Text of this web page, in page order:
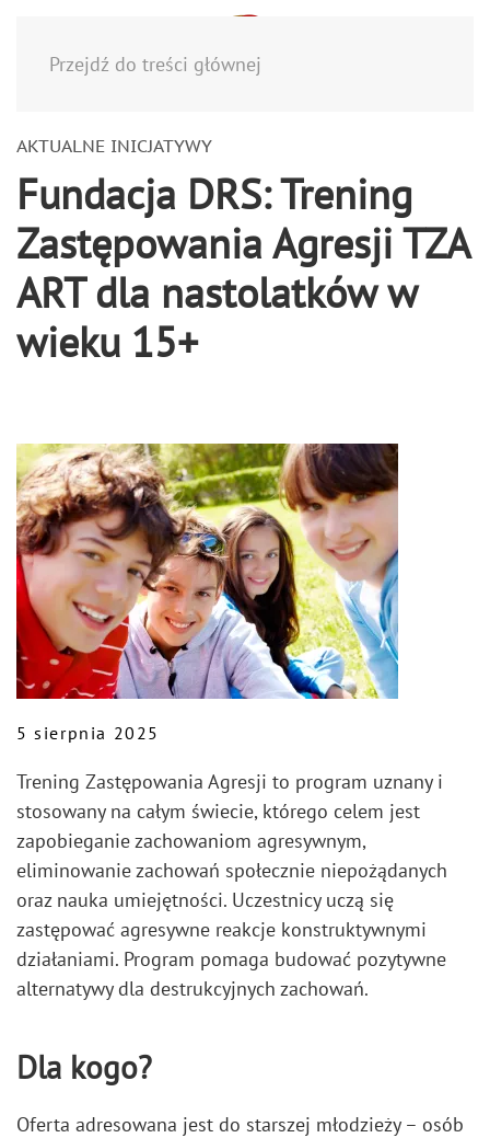
Przejdź do treści głównej
AKTUALNE INICJATYWY
Fundacja DRS: Trening
Zastępowania Agresji TZA
ART dla nastolatków w
wieku 15+
5 sierpnia 2025
Trening Zastępowania Agresji to program uznany i
stosowany na całym świecie, którego celem jest
zapobieganie zachowaniom agresywnym,
eliminowanie zachowań społecznie niepożądanych
oraz nauka umiejętności. Uczestnicy uczą się
zastępować agresywne reakcje konstruktywnymi
działaniami. Program pomaga budować pozytywne
alternatywy dla destrukcyjnych zachowań.
Dla kogo?
Oferta adresowana jest do starszej młodzieży – osób